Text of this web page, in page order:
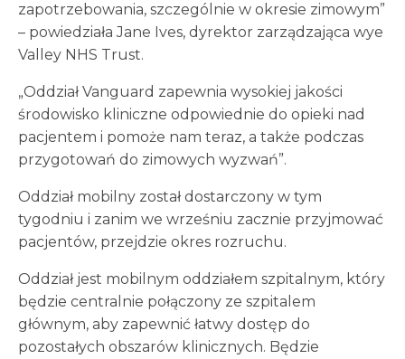
zapotrzebowania, szczególnie w okresie zimowym”
– powiedziała Jane Ives, dyrektor zarządzająca wye
Valley NHS Trust.
„Oddział Vanguard zapewnia wysokiej jakości
środowisko kliniczne odpowiednie do opieki nad
pacjentem i pomoże nam teraz, a także podczas
przygotowań do zimowych wyzwań”.
Oddział mobilny został dostarczony w tym
tygodniu i zanim we wrześniu zacznie przyjmować
pacjentów, przejdzie okres rozruchu.
Oddział jest mobilnym oddziałem szpitalnym, który
będzie centralnie połączony ze szpitalem
głównym, aby zapewnić łatwy dostęp do
pozostałych obszarów klinicznych. Będzie